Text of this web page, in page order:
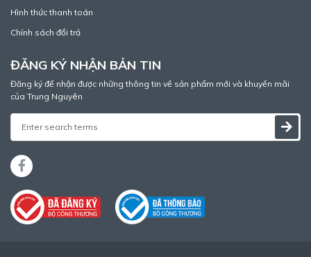
Hình thức thanh toán
Chính sách đổi trả
ĐĂNG KÝ NHẬN BẢN TIN
Đăng ký để nhận được những thông tin về sản phẩm mới và khuyến mãi
của Trung Nguyên